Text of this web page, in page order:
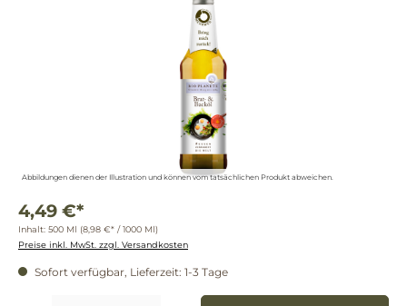
Abbildungen dienen der Illustration und können vom tatsächlichen Produkt abweichen.
4,49 €*
Inhalt: 500 Ml (8,98 €* / 1000 Ml)
Preise inkl. MwSt. zzgl. Versandkosten
Sofort verfügbar, Lieferzeit: 1-3 Tage
Produkt Anzahl: Gib den gewünschten Wert ein oder benutze die Schaltflächen um